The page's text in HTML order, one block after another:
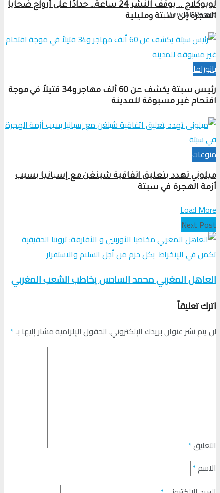
View All Result
لوبوكلاج .. يوقف النشر 24 ساعة… حدادًا على أرواح ضحايا
الهجرة إلى سبتة ومليلية
بانوراما
رئيس سبتة يكشف عن 60 ألف مهاجر و34 قتيلاً في موجة
اقتحام غير مسبوقة للمدينة
منوعات
ميلوني تهدد بتعليق اتفاقية شينغن مع إسبانيا بسبب
أزمة الهجرة في سبتة
Load More
Next Post
العاهل المغربي محمد السادس يخاطب الشعب المغربي
اترك تعليقاً
لن يتم نشر عنوان بريدك الإلكتروني. الحقول الإلزامية مشار إليها بـ*
التعليق*
الاسم*